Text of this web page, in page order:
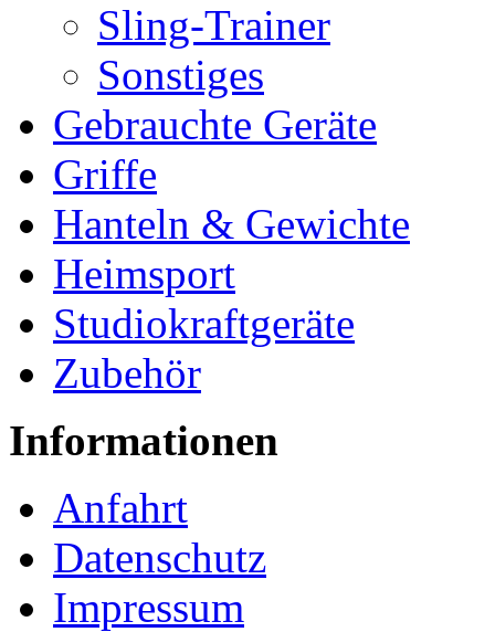
Sling-Trainer
Sonstiges
Gebrauchte Geräte
Griffe
Hanteln & Gewichte
Heimsport
Studiokraftgeräte
Zubehör
Informationen
Anfahrt
Datenschutz
Impressum